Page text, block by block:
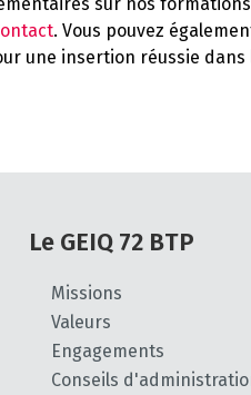
. Vous pouvez
une insertion réussie
Le GEIQ 72 BTP
Missions
Valeurs
Engagements
Conseils